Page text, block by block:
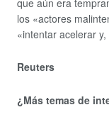
los «actores
«intentar acelerar
Reuters
¿Más temas de